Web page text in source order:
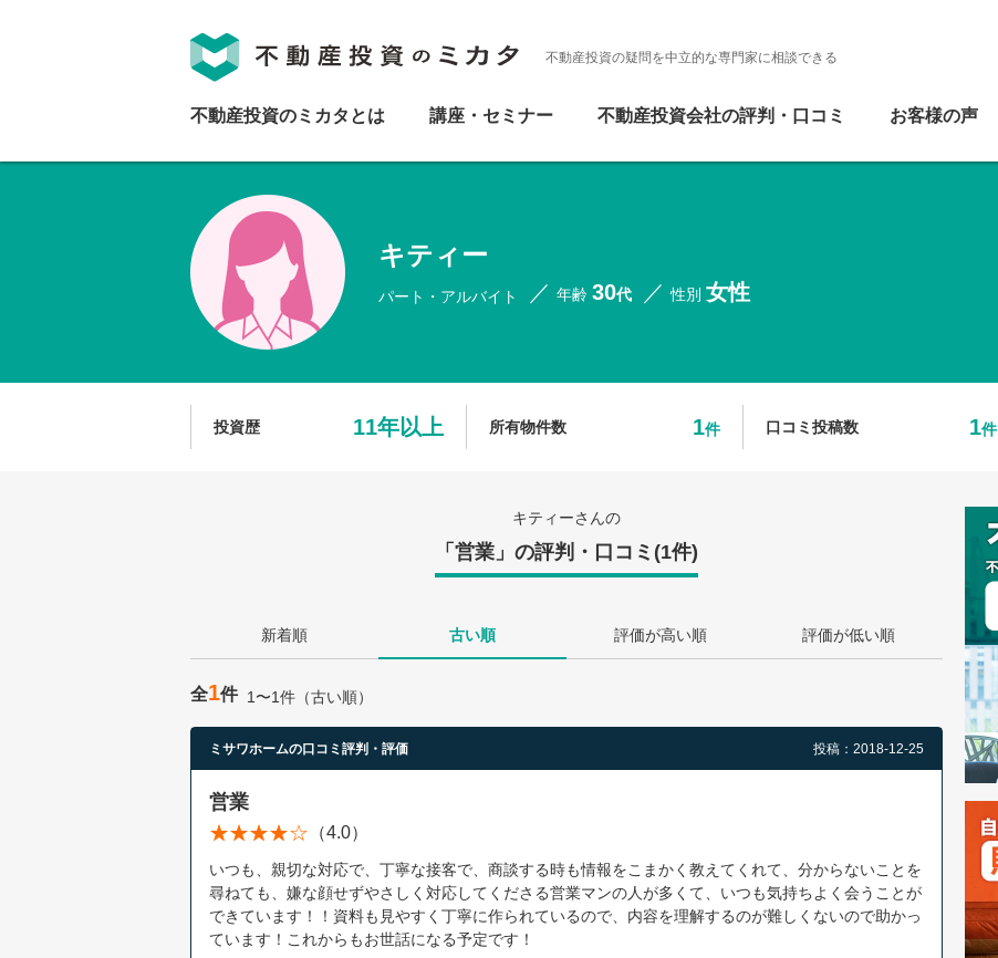
不動産投資の疑問を中立的な専門家に相談できる
不動産投資のミカタとは 講座・セミナー 不動産投資会社の評判・口コミ お客様の声
キティー
パート・アルバイト 年齢 30代 性別 女性
投資歴 11年以上 所有物件数 1件 口コミ投稿数 1件
キティーさんの
「営業」の評判・口コミ(1件)
新着順 古い順 評価が高い順 評価が低い順
全1件 1〜1件（古い順）
ミサワホームの口コミ評判・評価 投稿：2018-12-25
営業
（4.0）
いつも、親切な対応で、丁寧な接客で、商談する時も情報をこまかく教えてくれて、分からないことを
尋ねても、嫌な顔せずやさしく対応してくださる営業マンの人が多くて、いつも気持ちよく会うことが
できています！！資料も見やすく丁寧に作られているので、内容を理解するのが難しくないので助かっ
ています！これからもお世話になる予定です！